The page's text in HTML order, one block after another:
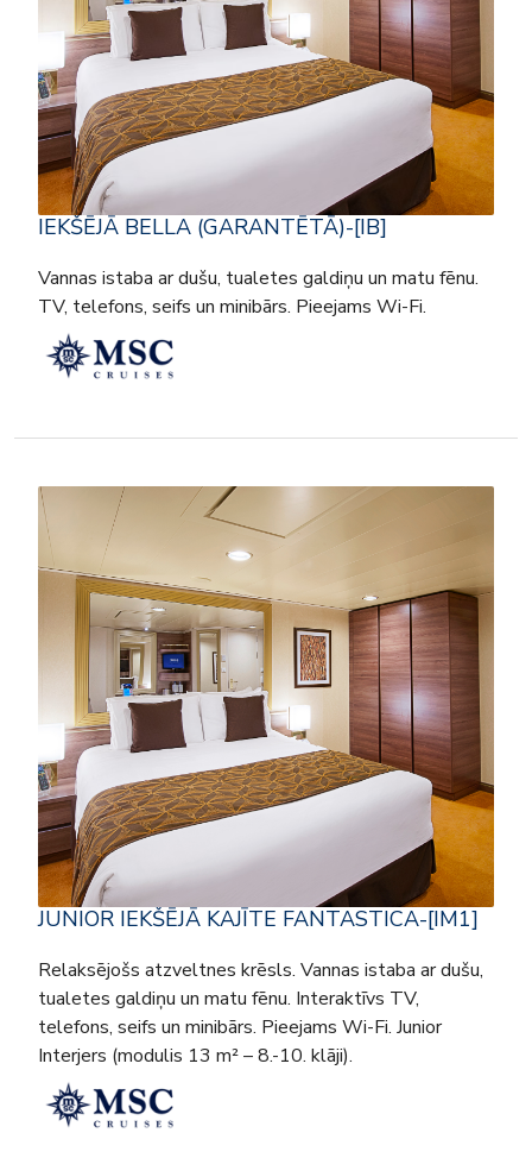
IEKŠĒJĀ BELLA (GARANTĒTĀ)-[IB]
Vannas istaba ar dušu, tualetes galdiņu un matu fēnu.
TV, telefons, seifs un minibārs. Pieejams Wi-Fi.
JUNIOR IEKŠĒJĀ KAJĪTE FANTASTICA-[IM1]
Relaksējošs atzveltnes krēsls. Vannas istaba ar dušu,
tualetes galdiņu un matu fēnu. Interaktīvs TV,
telefons, seifs un minibārs. Pieejams Wi-Fi. Junior
Interjers (modulis 13 m² – 8.-10. klāji).